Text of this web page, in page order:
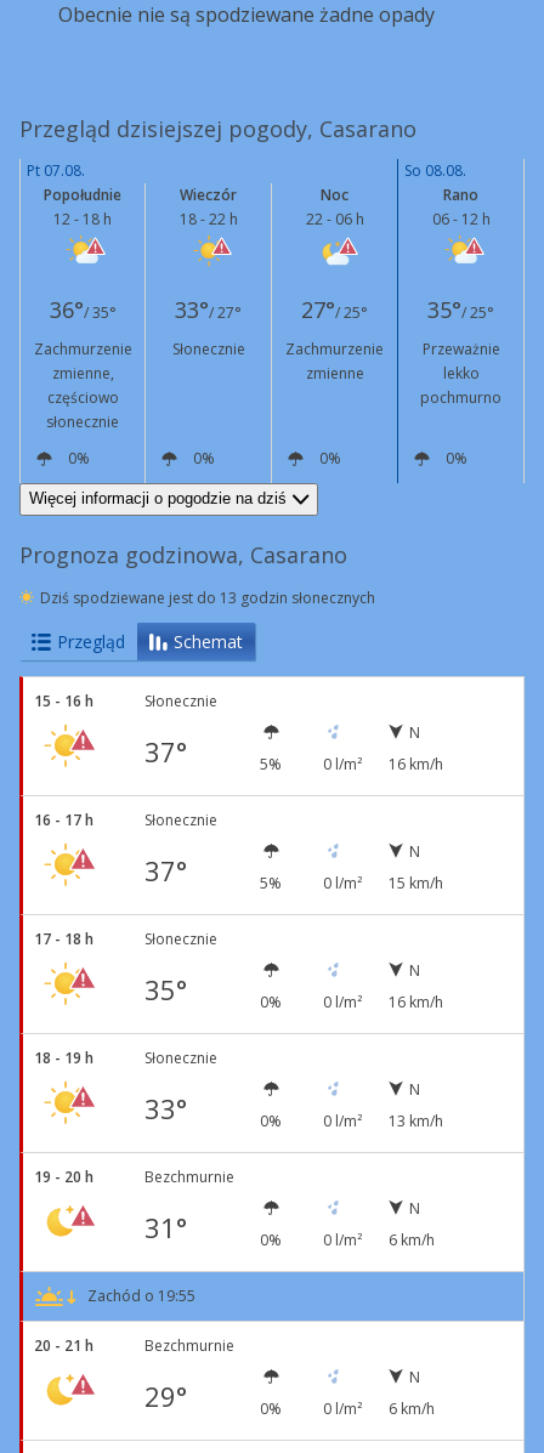
Obecnie nie są spodziewane żadne opady
Przegląd dzisiejszej pogody, Casarano
Pt 07.08.
So 08.08.
Popołudnie
12 - 18 h
Wieczór
18 - 22 h
Noc
22 - 06 h
Rano
06 - 12 h
36°/ 35° 33°/ 27° 27°/ 25° 35°/ 25°
Zachmurzenie
zmienne,
częściowo
słonecznie
Słonecznie
Zachmurzenie
zmienne
Przeważnie
lekko
pochmurno
0% 0% 0%
0%
N
15 km/h N
8 km/h
Więcej informacji o pogodzie na dziś
Prognoza godzinowa, Casarano
Dziś spodziewane jest do 13 godzin słonecznych
Przegląd Schemat
15 - 16 h Słonecznie
37° 5% 0 l/m²
N
16 km/h
16 - 17 h Słonecznie
37° 5% 0 l/m²
N
15 km/h
17 - 18 h Słonecznie
35° 0% 0 l/m²
N
16 km/h
18 - 19 h Słonecznie
33° 0% 0 l/m²
N
13 km/h
19 - 20 h Bezchmurnie
31° 0% 0 l/m²
N
6 km/h
Zachód o 19:55
20 - 21 h Bezchmurnie
29° 0% 0 l/m²
N
6 km/h